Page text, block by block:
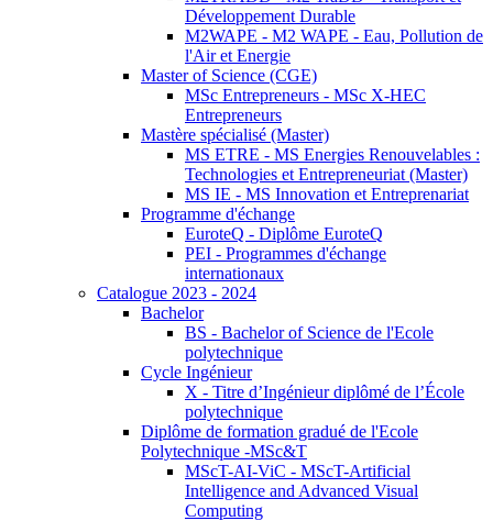
Développement Durable
M2WAPE - M2 WAPE - Eau, Pollution de
l'Air et Energie
Master of Science (CGE)
MSc Entrepreneurs - MSc X-HEC
Entrepreneurs
Mastère spécialisé (Master)
MS ETRE - MS Energies Renouvelables :
Technologies et Entrepreneuriat (Master)
MS IE - MS Innovation et Entreprenariat
Programme d'échange
EuroteQ - Diplôme EuroteQ
PEI - Programmes d'échange
internationaux
Catalogue 2023 - 2024
Bachelor
BS - Bachelor of Science de l'Ecole
polytechnique
Cycle Ingénieur
X - Titre d’Ingénieur diplômé de l’École
polytechnique
Diplôme de formation gradué de l'Ecole
Polytechnique -MSc&T
MScT-AI-ViC - MScT-Artificial
Intelligence and Advanced Visual
Computing